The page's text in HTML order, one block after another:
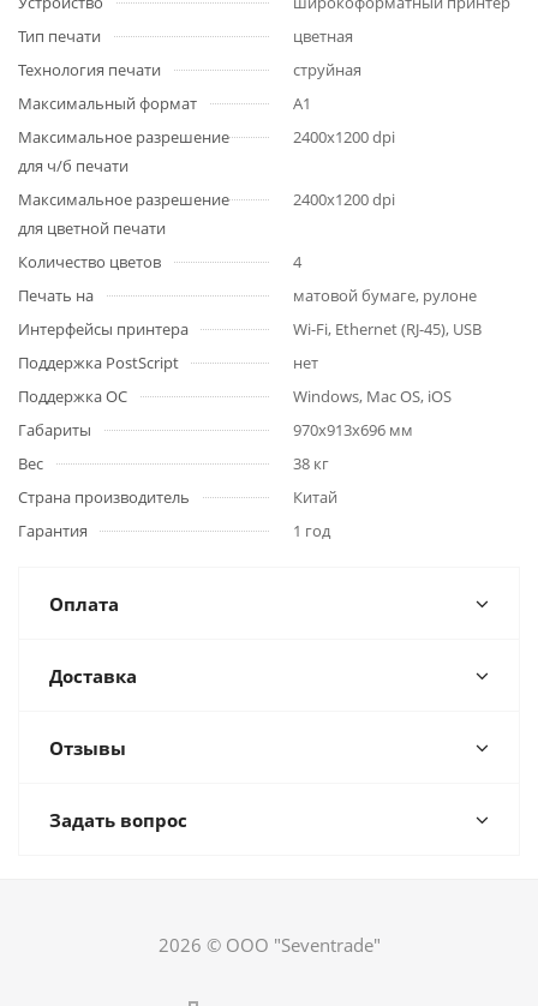
Тип печати
цветная
Технология печати
струйная
Максимальный формат
A1
Максимальное разрешение
для ч/б печати
2400x1200 dpi
Максимальное разрешение
для цветной печати
2400x1200 dpi
Количество цветов
4
Печать на
матовой бумаге, рулоне
Интерфейсы принтера
Wi-Fi, Ethernet (RJ-45), USB
Поддержка PostScript
нет
Поддержка ОС
Windows, Mac OS, iOS
Габариты
970x913x696 мм
Вес
38 кг
Страна производитель
Китай
Гарантия
1 год
Оплата
Доставка
Отзывы
Задать вопрос
2026 © ООО "Seventrade"